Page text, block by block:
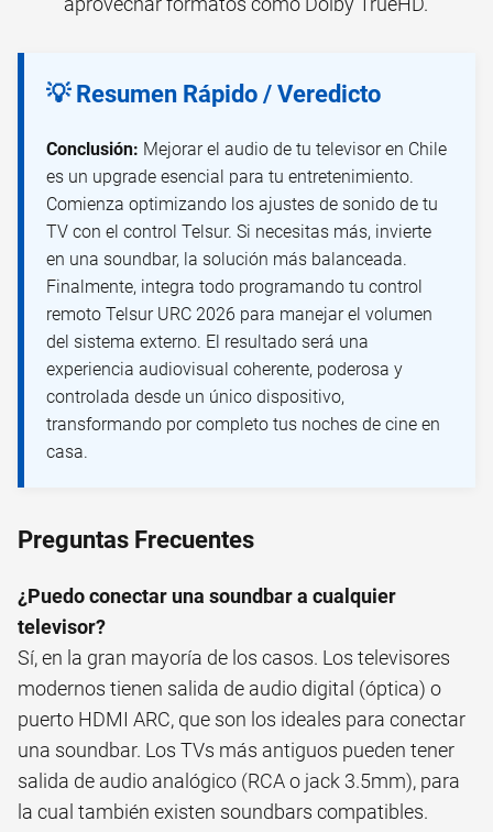
💡 Resumen Rápido / Veredicto
Conclusión: Mejorar el audio de tu televisor en Chile
es un upgrade esencial para tu entretenimiento.
Comienza optimizando los ajustes de sonido de tu
TV con el control Telsur. Si necesitas más, invierte
en una soundbar, la solución más balanceada.
Finalmente, integra todo programando tu control
remoto Telsur URC 2026 para manejar el volumen
del sistema externo. El resultado será una
experiencia audiovisual coherente, poderosa y
controlada desde un único dispositivo,
transformando por completo tus noches de cine en
casa.
Preguntas Frecuentes
¿Puedo conectar una soundbar a cualquier
televisor?
Sí, en la gran mayoría de los casos. Los televisores
modernos tienen salida de audio digital (óptica) o
puerto HDMI ARC, que son los ideales para conectar
una soundbar. Los TVs más antiguos pueden tener
salida de audio analógico (RCA o jack 3.5mm), para
la cual también existen soundbars compatibles.